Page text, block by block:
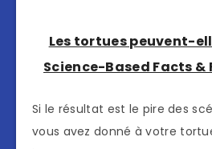
Les tortues peuvent-
Science-Based Facts &
Si le résultat est le pire des
vous avez donné à votre